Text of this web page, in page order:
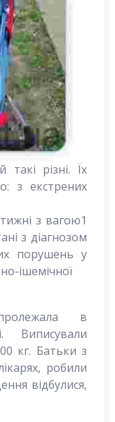
такі різні. Їх
з екстрених
з вагою1
з діагнозом
порушень у
ішемічної
в
Виписували
кг. Батьки з
робили
відбулися,